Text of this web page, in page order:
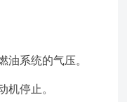
油系统的气压。
机停止。